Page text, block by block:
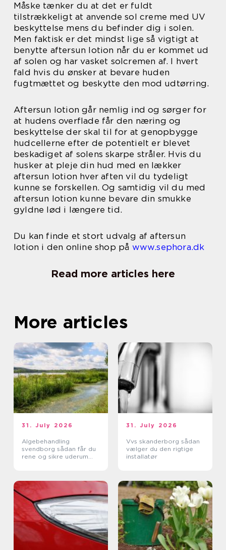
Måske tænker du at det er fuldt
tilstrækkeligt at anvende sol creme med UV
beskyttelse mens du befinder dig i solen.
Men faktisk er det mindst lige så vigtigt at
benytte aftersun lotion når du er kommet ud
af solen og har vasket solcremen af. I hvert
fald hvis du ønsker at bevare huden
fugtmættet og beskytte den mod udtørring.
Aftersun lotion går nemlig ind og sørger for
at hudens overflade får den næring og
beskyttelse der skal til for at genopbygge
hudcellerne efter de potentielt er blevet
beskadiget af solens skarpe stråler. Hvis du
husker at pleje din hud med en lækker
aftersun lotion hver aften vil du tydeligt
kunne se forskellen. Og samtidig vil du med
aftersun lotion kunne bevare din smukke
gyldne lød i længere tid.
Du kan finde et stort udvalg af aftersun
lotion i den online shop på www.sephora.dk
Read more articles here
More articles
31. July 2026
Algebehandling
svendborg sådan får du
rene og sikre uderum
31. July 2026
Vvs skanderborg sådan
vælger du den rigtige
installatør